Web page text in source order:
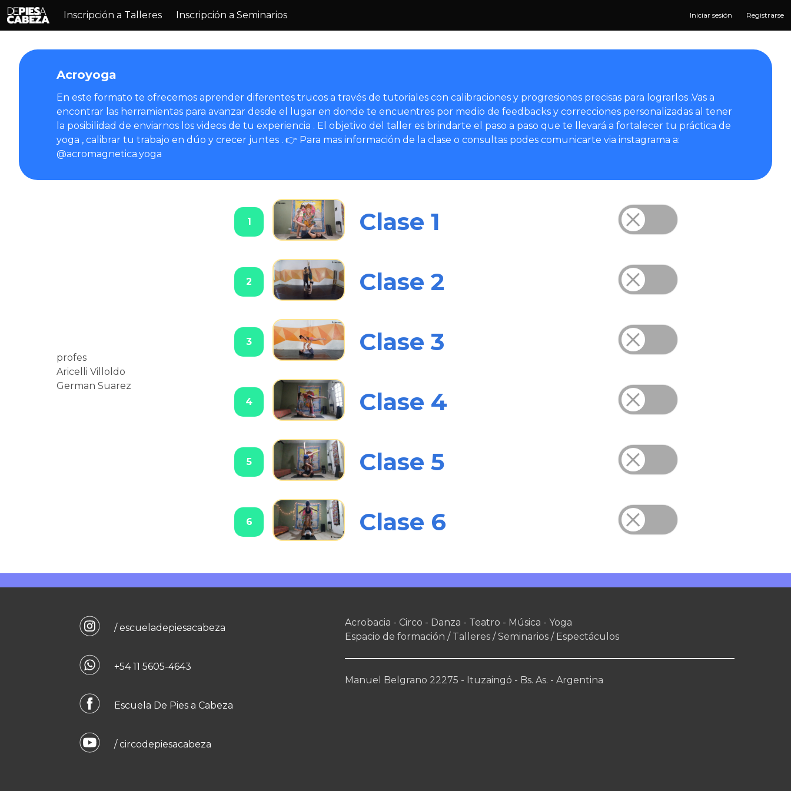
Inscripción a Talleres Inscripción a Seminarios Iniciar sesión Registrarse
Acroyoga
En este formato te ofrecemos aprender diferentes trucos a través de tutoriales con calibraciones y progresiones precisas para lograrlos .Vas a
encontrar las herramientas para avanzar desde el lugar en donde te encuentres por medio de feedbacks y correcciones personalizadas al tener
la posibilidad de enviarnos los videos de tu experiencia . El objetivo del taller es brindarte el paso a paso que te llevará a fortalecer tu práctica de
yoga , calibrar tu trabajo en dúo y crecer juntes . 👉 Para mas información de la clase o consultas podes comunicarte via instagrama a:
@acromagnetica.yoga
profes
Aricelli Villoldo
German Suarez
1 Clase 1
2 Clase 2
3 Clase 3
4 Clase 4
5 Clase 5
6 Clase 6
/ escueladepiesacabeza
+54 11 5605-4643
Escuela De Pies a Cabeza
/ circodepiesacabeza
Acrobacia - Circo - Danza - Teatro - Música - Yoga
Espacio de formación / Talleres / Seminarios / Espectáculos
Manuel Belgrano 22275 - Ituzaingó - Bs. As. - Argentina